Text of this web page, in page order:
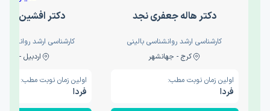
دکتر هاله جعفری نجد
کارشناسی ارشد روانشناسی بالینی
کرج - جهانشهر
اولین زمان نوبت مطب:
فردا
دکتر افشین
کارشناسی ارشد
اردبیل - والی
اولین زمان نوبت مطب:
فردا